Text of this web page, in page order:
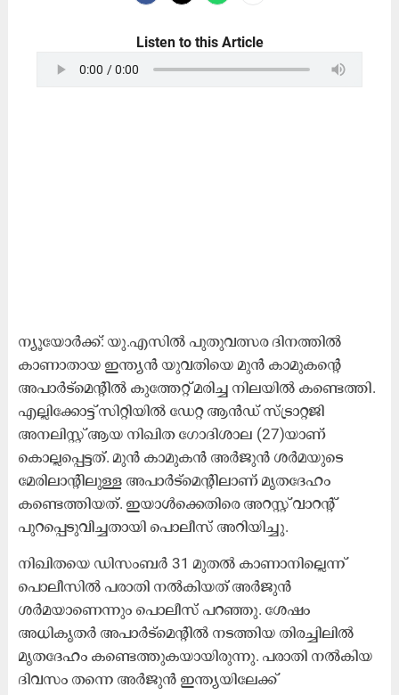
Listen to this Article
ന്യൂയോർക്ക്: യു.എസിൽ പുതുവത്സര ദിനത്തിൽ
കാണാതായ ഇന്ത്യൻ യുവതിയെ മുൻ കാമുകന്‍റെ
അപാർട്മെന്‍റിൽ കുത്തേറ്റ് മരിച്ച നിലയിൽ കണ്ടെത്തി.
എല്ലിക്കോട്ട് സിറ്റിയിൽ ഡേറ്റ ആൻഡ് സ്ട്രാറ്റജി
അനലിസ്റ്റ് ആയ നിഖിത ഗോദിശാല (27)യാണ്
കൊല്ലപ്പെട്ടത്. മുൻ കാമുകൻ അർജുൻ ശർമയുടെ
മേരിലാന്‍റിലുള്ള അപാർട്മെന്‍റിലാണ് മൃതദേഹം
കണ്ടെത്തിയത്. ഇയാൾക്കെതിരെ അറസ്റ്റ് വാറന്‍റ്
പുറപ്പെടുവിച്ചതായി പൊലീസ് അറിയിച്ചു.
നിഖിതയെ ഡിസംബർ 31 മുതൽ കാണാനില്ലെന്ന്
പൊലീസിൽ പരാതി നൽകിയത് അർജുൻ
ശർമയാണെന്നും പൊലീസ് പറഞ്ഞു. ശേഷം
അധികൃതർ അപാർട്മെന്‍റിൽ നടത്തിയ തിരച്ചിലിൽ
മൃതദേഹം കണ്ടെത്തുകയായിരുന്നു. പരാതി നൽകിയ
ദിവസം തന്നെ അർജുൻ ഇന്ത്യയിലേക്ക്